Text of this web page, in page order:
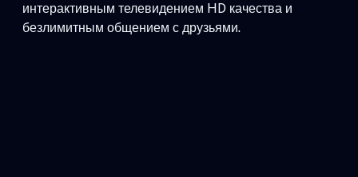
интерактивным телевидением HD качества и
безлимитным общением с друзьями.